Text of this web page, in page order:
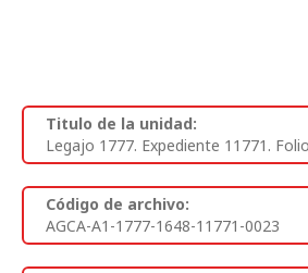
Titulo de la unidad:
Legajo 1777. Expediente 11771.
Código de archivo:
AGCA-A1-1777-1648-11771-0023